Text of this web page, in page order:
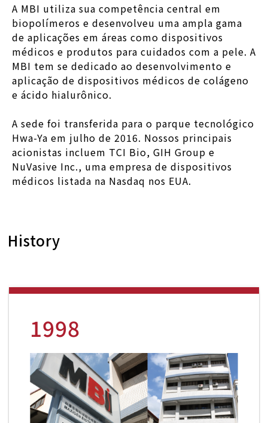
A MBI utiliza sua competência central em
biopolímeros e desenvolveu uma ampla gama
de aplicações em áreas como dispositivos
médicos e produtos para cuidados com a pele. A
MBI tem se dedicado ao desenvolvimento e
aplicação de dispositivos médicos de colágeno
e ácido hialurônico.
A sede foi transferida para o parque tecnológico
Hwa-Ya em julho de 2016. Nossos principais
acionistas incluem TCI Bio, GIH Group e
NuVasive Inc., uma empresa de dispositivos
médicos listada na Nasdaq nos EUA.
History
1998